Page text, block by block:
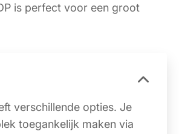
is perfect voor een groot
verschillende opties. Je
toegankelijk maken via